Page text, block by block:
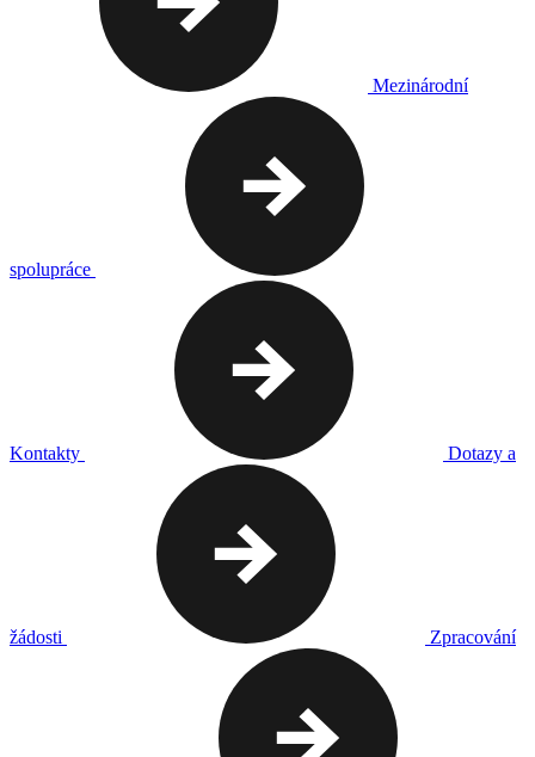
Mezinárodní
spolupráce
Kontakty Dotazy a
žádosti Zpracování